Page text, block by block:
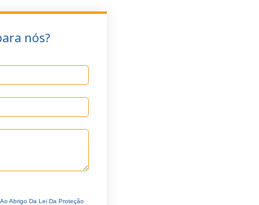
nós?
Abrigo Da Lei Da Proteção